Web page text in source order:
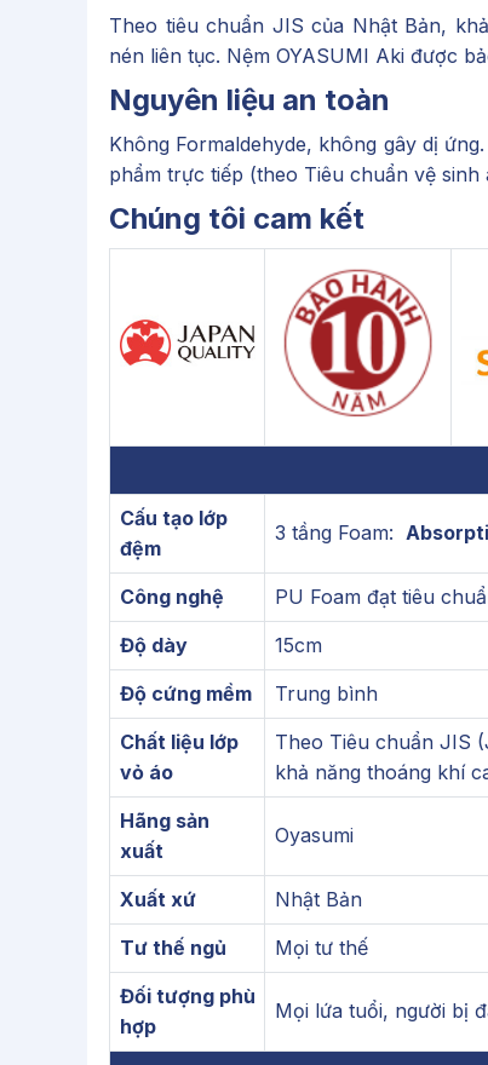
Theo tiêu chuẩn JIS của Nhật Bản,
nén liên tục. Nệm OYASUMI Aki được
Nguyên liệu an toàn
Không Formaldehyde, không gây dị
phẩm trực tiếp (theo Tiêu chuẩn vệ
Chúng tôi cam kết
Cấu tạo lớp
đệm
3 tầng Foam:
Công nghệ
PU Foam đạt tiêu
Độ dày
15cm
Độ cứng mềm
Trung bình
Chất liệu lớp
vỏ áo
Theo Tiêu chuẩn JIS
khả năng thoáng khí
Hãng sản
xuất
Oyasumi
Xuất xứ
Nhật Bản
Tư thế ngủ
Mọi tư thế
Đối tượng phù
hợp
Mọi lứa tuổi, người bị